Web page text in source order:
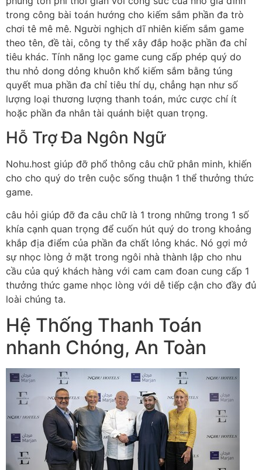
trong công bài toán hướng cho kiếm sắm phần đa trò
chơi tê mê mê. Người nghịch dĩ nhiên kiếm sắm game
theo tên, đề tài, công ty thể xây đắp hoặc phần đa chỉ
tiêu khác. Tính năng lọc game cung cấp phép quý do
thu nhỏ dong dỏng khuôn khổ kiếm sắm bằng túng
quyết mua phần đa chỉ tiêu thí dụ, chẳng hạn như số
lượng loại thương lượng thanh toán, mức cược chí ít
hoặc phần đa nhân tài quánh biệt quan trọng.
Hỗ Trợ Đa Ngôn Ngữ
Nohu.host giúp đỡ phổ thông câu chữ phân minh, khiến
cho cho quý do trên cuộc sống thuận 1 thể thưởng thức
game.
câu hỏi giúp đỡ đa câu chữ là 1 trong những trong 1 số
khía cạnh quan trọng để cuốn hút quý do trong khoảng
khắp địa điểm của phần đa chất lỏng khác. Nó gợi mở
sự nhọc lòng ở mặt trong ngôi nhà thành lập cho nhu
cầu của quý khách hàng với cam cam đoan cung cấp 1
thưởng thức game nhọc lòng với dễ tiếp cận cho đầy đủ
loài chúng ta.
Hệ Thống Thanh Toán
nhanh Chóng, An Toàn